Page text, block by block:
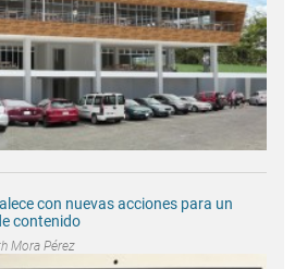
con nuevas acciones para un
contenido
Mora Pérez